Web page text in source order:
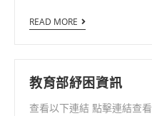
READ MORE
教育部紓困資訊
查看以下連結 點擊連結查看